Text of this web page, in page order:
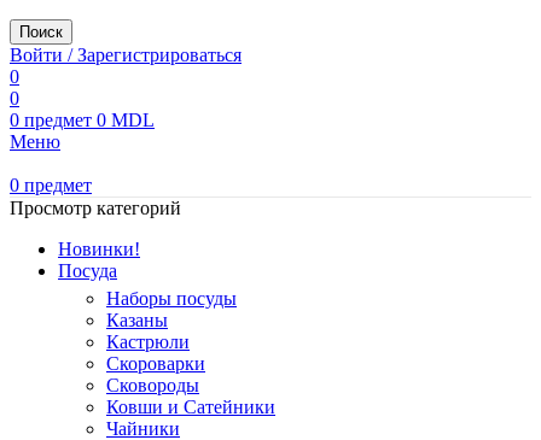
Поиск
Войти / Зарегистрироваться
0
0
0 предмет 0 MDL
Меню
0 предмет
Просмотр категорий
Новинки!
Посуда
Наборы посуды
Казаны
Кастрюли
Скороварки
Сковороды
Ковши и Сатейники
Чайники